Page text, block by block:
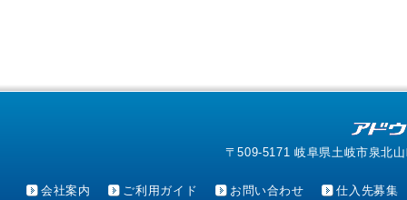
〒509-5171 岐阜県土岐市泉北
会社案内 ご利用ガイド お問い合わせ 仕入先募集